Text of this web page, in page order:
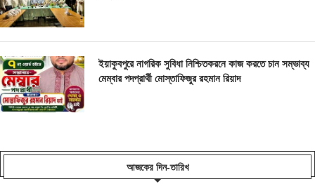
ইয়াকুবপুরে নাগরিক সুবিধা নিশ্চিতকরনে কাজ করতে চান সম্ভাব্য
মেম্বার পদপ্রার্থী মোস্তাফিজুর রহমান রিয়াদ
আজকের দিন-তারিখ